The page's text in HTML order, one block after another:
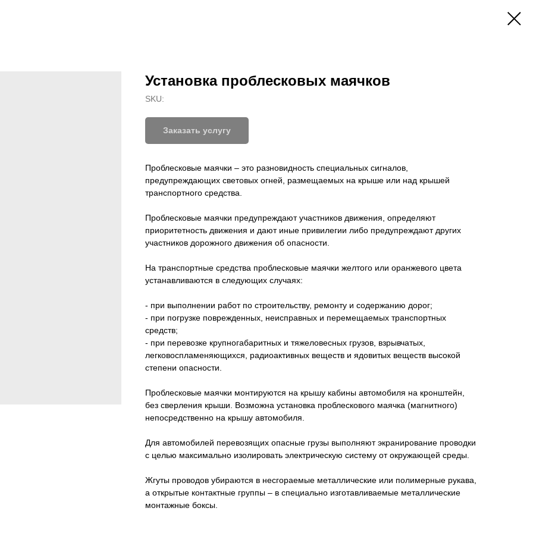
Установка проблесковых маячков
SKU:
Заказать услугу
Проблесковые маячки – это разновидность специальных сигналов,
предупреждающих световых огней, размещаемых на крыше или над крышей
транспортного средства.
Проблесковые маячки предупреждают участников движения, определяют
приоритетность движения и дают иные привилегии либо предупреждают других
участников дорожного движения об опасности.
На транспортные средства проблесковые маячки желтого или оранжевого цвета
устанавливаются в следующих случаях:
- при выполнении работ по строительству, ремонту и содержанию дорог;
- при погрузке поврежденных, неисправных и перемещаемых транспортных
средств;
- при перевозке крупногабаритных и тяжеловесных грузов, взрывчатых,
легковоспламеняющихся, радиоактивных веществ и ядовитых веществ высокой
степени опасности.
Проблесковые маячки монтируются на крышу кабины автомобиля на кронштейн,
без сверления крыши. Возможна установка проблескового маячка (магнитного)
непосредственно на крышу автомобиля.
Для автомобилей перевозящих опасные грузы выполняют экранирование проводки
с целью максимально изолировать электрическую систему от окружающей среды.
Жгуты проводов убираются в несгораемые металлические или полимерные рукава,
а открытые контактные группы – в специально изготавливаемые металлические
монтажные боксы.